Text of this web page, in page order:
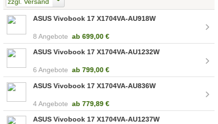
ASUS Vivobook 17 X1704VA-AU918W
8 Angebote ab 699,00 €
ASUS Vivobook 17 X1704VA-AU1232W
6 Angebote ab 799,00 €
ASUS Vivobook 17 X1704VA-AU836W
4 Angebote ab 779,89 €
ASUS Vivobook 17 X1704VA-AU1237W